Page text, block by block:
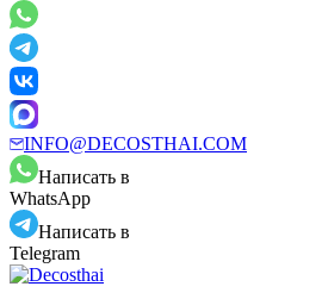
INFO@DECOSTHAI.COM
Написать в
WhatsApp
Написать в
Telegram